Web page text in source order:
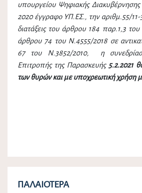
υπουργείου Ψηφιακής Διακυβέρνησης
2020 έγγραφο ΥΠ.ΕΣ., την αριθμ.55/
διατάξεις του άρθρου 184 παρ.1,3
άρθρου 74 του Ν.4555/2018 σε
67 του Ν.3852/2010, η
Επιτροπής της Παρασκευής5.2.2021
των θυρών και με υποχρεωτική χρήση
ΠΑΛΑΙΌΤΕΡΑ